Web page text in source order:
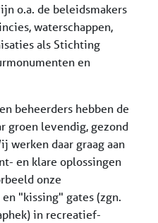
o.a. de beleidsmakers
waterschappen,
als Stichting
en
beheerders hebben de
groen levendig, gezond
werken daar graag aan
en klare oplossingen
onze
"kissing" gates (zgn.
in recreatief-